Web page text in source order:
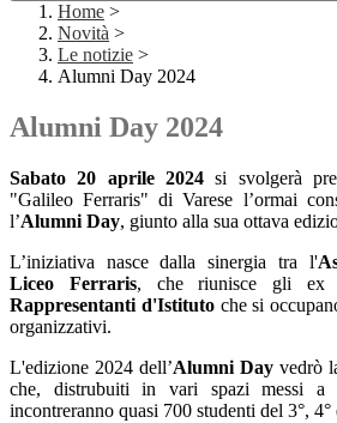
Home >
Novità >
Le notizie >
Alumni Day 2024
Alumni Day 2024
Sabato 20 aprile 2024 si svolgerà
"Galileo Ferraris" di Varese l’ormai
l’Alumni Day, giunto alla sua ottava
L’iniziativa nasce dalla sinergia tra l'
Liceo Ferraris, che riunisce gli
Rappresentanti d'Istitutoche si
organizzativi.
L'edizione 2024 dell’Alumni Day vedrò
che, distrubuiti in vari spazi messi a
incontreranno quasi 700 studenti del 3°, 4°